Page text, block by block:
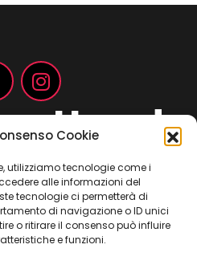
Cookie
utilizziamo tecnologie come i
alle informazioni del
tecnologie ci permetterà di
di navigazione o ID unici
o ritirare il consenso può influire
e funzioni.
ora